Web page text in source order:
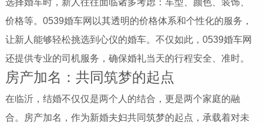
选择婚车时，新人往往面临诸多考虑：车型、颜色、装饰、
价格等。0539婚车网以其透明的价格体系和个性化的服务，
让新人能够轻松挑选到心仪的婚车。不仅如此，0539婚车网
还提供专业的司机服务，确保婚礼当天的行程安全、准时。
房产加名：共同筑梦的起点
在临沂，结婚不仅仅是两个人的结合，更是两个家庭的融
合。房产加名，作为新婚夫妇共同筑梦的起点，承载着对未